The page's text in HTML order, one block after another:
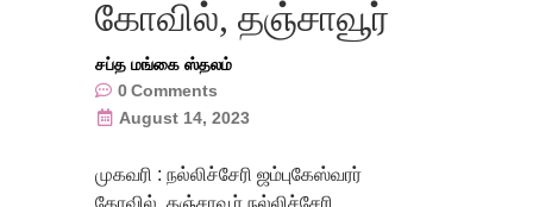
கோவில், தஞ்சாவூர்
சப்த மங்கை ஸ்தலம்
0Comments
August 14, 2023
முகவரி : நல்லிச்சேரி ஜம்புகேஸ்வரர்